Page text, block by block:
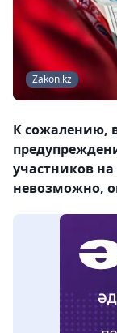
Zakon.kz
К сожалению,
участников
невозможно,